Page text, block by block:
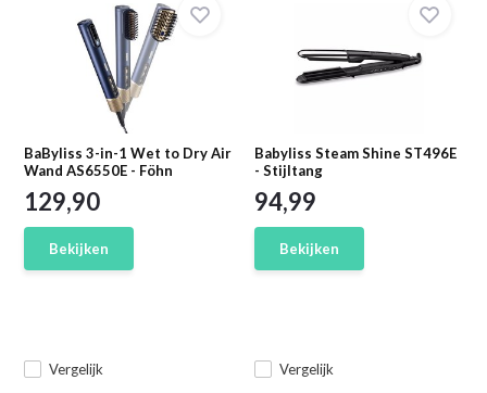
BaByliss 3-in-1 Wet to Dry Air
Wand AS6550E - Föhn
Vergelijk
129,90
Bekijken
Babyliss Steam Shine ST496E
- Stijltang
Vergelijk
94,99
Bekijken